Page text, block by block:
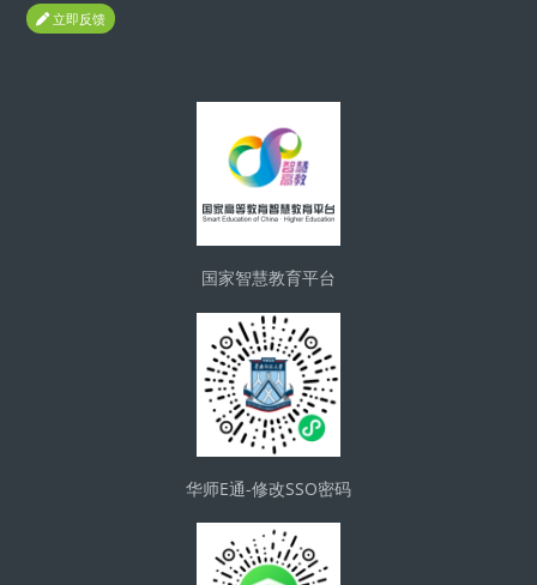
立即反馈
国家智慧教育平台
华师E通-修改SSO密码